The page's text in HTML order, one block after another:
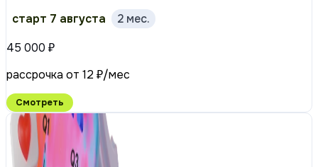
старт 7 августа
2 мес.
45 000 ₽
рассрочка от 12 ₽/мес
Смотреть